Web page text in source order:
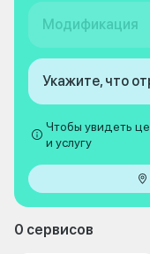
Модификация
Укажите, что
Чтобы увидеть
и услугу
0 сервисов